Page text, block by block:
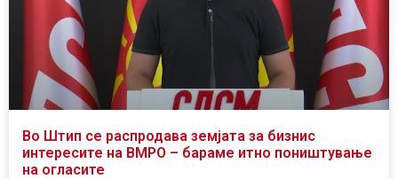
Во Штип се распродава земјата за бизнис
интересите на ВМРО – бараме итно поништување
на огласите